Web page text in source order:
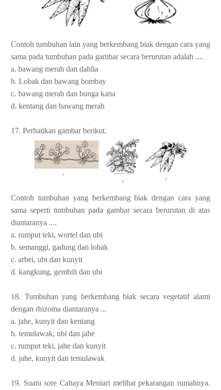
Contoh tumbuhan lain yang berkembang biak dengan cara yang
sama pada tumbuhan pada gambar secara berurutan adalah ....
a. bawang merah dan dahlia
b. Lobak dan bawang bombay
c. bawang merah dan bunga kana
d. kentang dan bawang merah
17. Perhatikan gambar berikut.
Contoh tumbuhan yang berkembang biak dengan cara yang
sama seperti tumbuhan pada gambar secara berurutan di atas
diantaranya ....
a. rumput teki, wortel dan ubi
b. semanggi, gadung dan lobak
c. arbei, ubi dan kunyit
d. kangkung, gembili dan ubi
18. Tumbuhan yang berkembang biak secara vegetatif alami
dengan rhizoma diantaranya ...
a. jahe, kunyit dan kentang
b. temulawak, ubi dan jahe
c. rumput teki, jahe dan kunyit
d. jahe, kunyit dan temulawak
19. Suatu sore Cahaya Mentari melihat pekarangan rumahnya.